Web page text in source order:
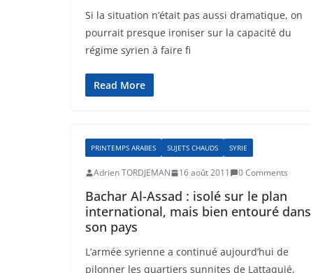
Si la situation n’était pas aussi dramatique, on
pourrait presque ironiser sur la capacité du
régime syrien à faire fi
Read More
PRINTEMPS ARABES SUJETS CHAUDS SYRIE
Adrien TORDJEMAN 16 août 2011 0 Comments
Bachar Al-Assad : isolé sur le plan
international, mais bien entouré dans
son pays
L’armée syrienne a continué aujourd’hui de
pilonner les quartiers sunnites de Lattaquié,